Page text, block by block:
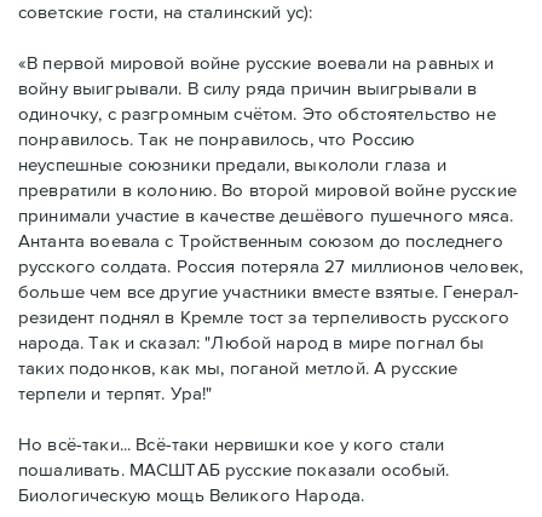
советские гости, на сталинский ус):
«В первой мировой войне русские воевали на равных и
войну выигрывали. В силу ряда причин выигрывали в
одиночку, с разгромным счётом. Это обстоятельство не
понравилось. Так не понравилось, что Россию
неуспешные союзники предали, выкололи глаза и
превратили в колонию. Во второй мировой войне русские
принимали участие в качестве дешёвого пушечного мяса.
Антанта воевала с Тройственным союзом до последнего
русского солдата. Россия потеряла 27 миллионов человек,
больше чем все другие участники вместе взятые. Генерал-
резидент поднял в Кремле тост за терпеливость русского
народа. Так и сказал: "Любой народ в мире погнал бы
таких подонков, как мы, поганой метлой. А русские
терпели и терпят. Ура!"
Но всё-таки... Всё-таки нервишки кое у кого стали
пошаливать. МАСШТАБ русские показали особый.
Биологическую мощь Великого Народа.